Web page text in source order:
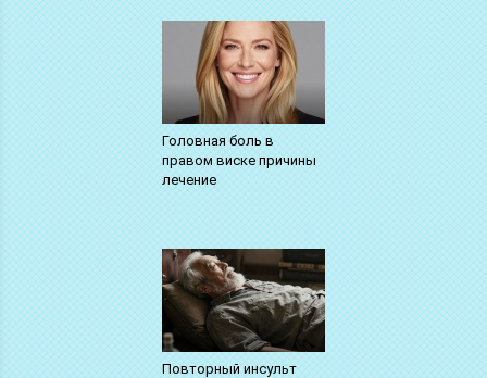
Головная боль в
правом виске причины
лечение
Повторный инсульт